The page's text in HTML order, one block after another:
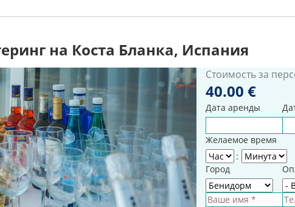
на Коста Бланка, Испания
Стоимость за
40.00 €
Дата аренды
Желаемое время
Час
:
Минута
Город
Ваше имя *